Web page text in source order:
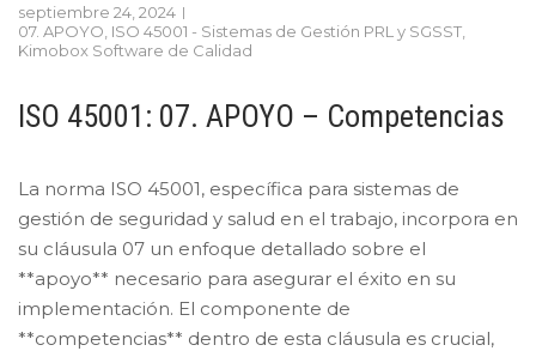
septiembre 24, 2024
07. APOYO ISO 45001 - Sistemas de Gestión PRL y SGSST
Kimobox Software de Calidad
ISO 45001: 07. APOYO – Competencias
La norma ISO 45001, específica para sistemas de
gestión de seguridad y salud en el trabajo, incorpora en
su cláusula 07 un enfoque detallado sobre el
**apoyo** necesario para asegurar el éxito en su
implementación. El componente de
**competencias** dentro de esta cláusula es crucial,